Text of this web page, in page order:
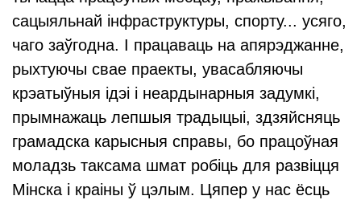
сацыяльнай інфраструктуры, спорту... усяго,
чаго заўгодна. І працаваць на апярэджанне,
рыхтуючы свае праекты, увасабляючы
крэатыўныя ідэі і неардынарныя задумкі,
прымнажаць лепшыя традыцыі, здзяйсняць
грамадска карысныя справы, бо працоўная
моладзь таксама шмат робіць для развіцця
Мінска і краіны ў цэлым. Цяпер у нас ёсць